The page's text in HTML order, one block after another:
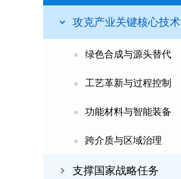
攻克产业关键核心技术
绿色合成与源头替代
工艺革新与过程控制
功能材料与智能装备
跨介质与区域治理
支撑国家战略任务